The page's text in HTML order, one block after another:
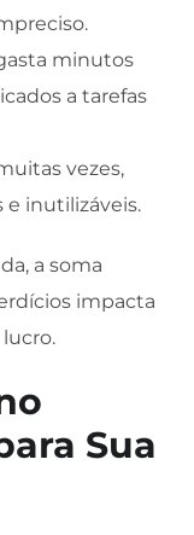
minutos
a tarefas
vezes,
e inutilizáveis.
a soma
impacta
Sua